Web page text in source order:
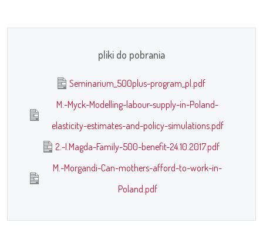
pliki do pobrania
Seminarium_500plus-program_pl.pdf
M.-Myck-Modelling-labour-supply-in-Poland-
elasticity-estimates-and-policy-simulations.pdf
2.-I.Magda-Family-500-benefit-24.10.2017.pdf
M.-Morgandi-Can-mothers-afford-to-work-in-
Poland.pdf